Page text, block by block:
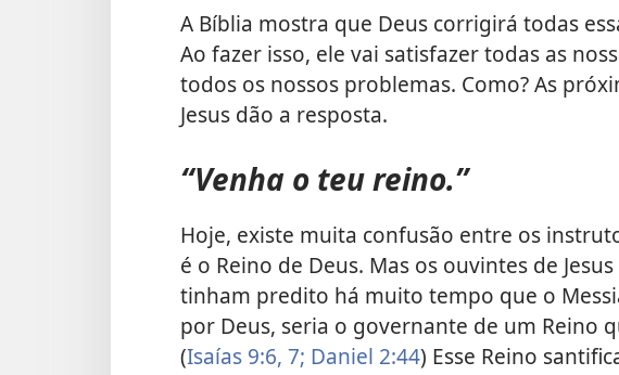
A Bíblia mostra que Deus corrigirá todas
Ao fazer isso, ele vai satisfazer todas as
todos os nossos problemas. Como? As
Jesus dão a resposta.
“Venha o teu reino.”
Hoje, existe muita confusão entre os
é o Reino de Deus. Mas os ouvintes de
tinham predito há muito tempo que o
por Deus, seria o governante de um Reino
(Isaías 9:6, 7; Daniel 2:44) Esse Reino